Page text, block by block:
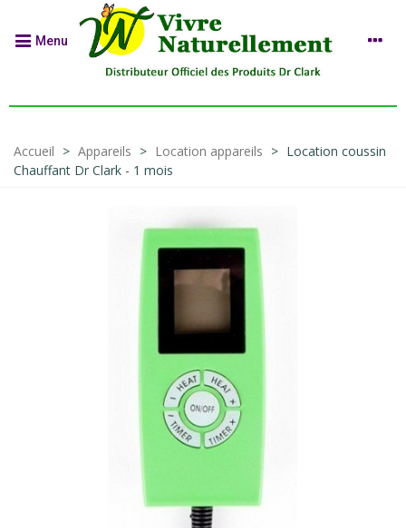
Menu
Accueil > Appareils > Location appareils > Location coussin
Chauffant Dr Clark - 1 mois